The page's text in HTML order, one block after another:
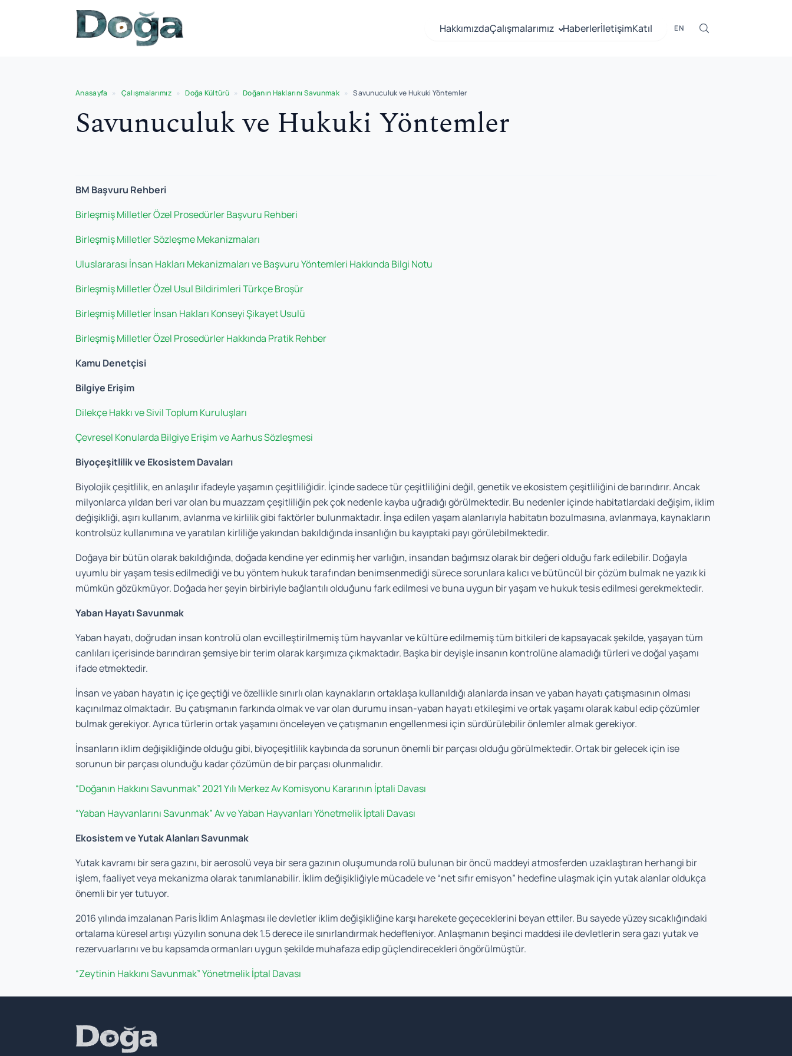
HakkımızdaÇalışmalarımız HaberlerİletişimKatıl EN
Anasayfa » Çalışmalarımız » Doğa Kültürü » Doğanın Haklarını Savunmak » Savunuculuk ve Hukuki Yöntemler
Savunuculuk ve Hukuki Yöntemler
BM Başvuru Rehberi
Birleşmiş Milletler Özel Prosedürler Başvuru Rehberi
Birleşmiş Milletler Sözleşme Mekanizmaları
Uluslararası İnsan Hakları Mekanizmaları ve Başvuru Yöntemleri Hakkında Bilgi Notu
Birleşmiş Milletler Özel Usul Bildirimleri Türkçe Broşür
Birleşmiş Milletler İnsan Hakları Konseyi Şikayet Usulü
Birleşmiş Milletler Özel Prosedürler Hakkında Pratik Rehber
Kamu Denetçisi
Bilgiye Erişim
Dilekçe Hakkı ve Sivil Toplum Kuruluşları
Çevresel Konularda Bilgiye Erişim ve Aarhus Sözleşmesi
Biyoçeşitlilik ve Ekosistem Davaları
Biyolojik çeşitlilik, en anlaşılır ifadeyle yaşamın çeşitliliğidir. İçinde sadece tür çeşitliliğini değil, genetik ve ekosistem çeşitliliğini de barındırır. Ancak
milyonlarca yıldan beri var olan bu muazzam çeşitliliğin pek çok nedenle kayba uğradığı görülmektedir. Bu nedenler içinde habitatlardaki değişim, iklim
değişikliği, aşırı kullanım, avlanma ve kirlilik gibi faktörler bulunmaktadır. İnşa edilen yaşam alanlarıyla habitatın bozulmasına, avlanmaya, kaynakların
kontrolsüz kullanımına ve yaratılan kirliliğe yakından bakıldığında insanlığın bu kayıptaki payı görülebilmektedir.
Doğaya bir bütün olarak bakıldığında, doğada kendine yer edinmiş her varlığın, insandan bağımsız olarak bir değeri olduğu fark edilebilir. Doğayla
uyumlu bir yaşam tesis edilmediği ve bu yöntem hukuk tarafından benimsenmediği sürece sorunlara kalıcı ve bütüncül bir çözüm bulmak ne yazık ki
mümkün gözükmüyor. Doğada her şeyin birbiriyle bağlantılı olduğunu fark edilmesi ve buna uygun bir yaşam ve hukuk tesis edilmesi gerekmektedir.
Yaban Hayatı Savunmak
Yaban hayatı, doğrudan insan kontrolü olan evcilleştirilmemiş tüm hayvanlar ve kültüre edilmemiş tüm bitkileri de kapsayacak şekilde, yaşayan tüm
canlıları içerisinde barındıran şemsiye bir terim olarak karşımıza çıkmaktadır. Başka bir deyişle insanın kontrolüne alamadığı türleri ve doğal yaşamı
ifade etmektedir.
İnsan ve yaban hayatın iç içe geçtiği ve özellikle sınırlı olan kaynakların ortaklaşa kullanıldığı alanlarda insan ve yaban hayatı çatışmasının olması
kaçınılmaz olmaktadır. Bu çatışmanın farkında olmak ve var olan durumu insan-yaban hayatı etkileşimi ve ortak yaşamı olarak kabul edip çözümler
bulmak gerekiyor. Ayrıca türlerin ortak yaşamını önceleyen ve çatışmanın engellenmesi için sürdürülebilir önlemler almak gerekiyor.
İnsanların iklim değişikliğinde olduğu gibi, biyoçeşitlilik kaybında da sorunun önemli bir parçası olduğu görülmektedir. Ortak bir gelecek için ise
sorunun bir parçası olunduğu kadar çözümün de bir parçası olunmalıdır.
“Doğanın Hakkını Savunmak” 2021 Yılı Merkez Av Komisyonu Kararının İptali Davası
“Yaban Hayvanlarını Savunmak” Av ve Yaban Hayvanları Yönetmelik İptali Davası
Ekosistem ve Yutak Alanları Savunmak
Yutak kavramı bir sera gazını, bir aerosolü veya bir sera gazının oluşumunda rolü bulunan bir öncü maddeyi atmosferden uzaklaştıran herhangi bir
işlem, faaliyet veya mekanizma olarak tanımlanabilir. İklim değişikliğiyle mücadele ve “net sıfır emisyon” hedefine ulaşmak için yutak alanlar oldukça
önemli bir yer tutuyor.
2016 yılında imzalanan Paris İklim Anlaşması ile devletler iklim değişikliğine karşı harekete geçeceklerini beyan ettiler. Bu sayede yüzey sıcaklığındaki
ortalama küresel artışı yüzyılın sonuna dek 1.5 derece ile sınırlandırmak hedefleniyor. Anlaşmanın beşinci maddesi ile devletlerin sera gazı yutak ve
rezervuarlarını ve bu kapsamda ormanları uygun şekilde muhafaza edip güçlendirecekleri öngörülmüştür.
“Zeytinin Hakkını Savunmak” Yönetmelik İptal Davası